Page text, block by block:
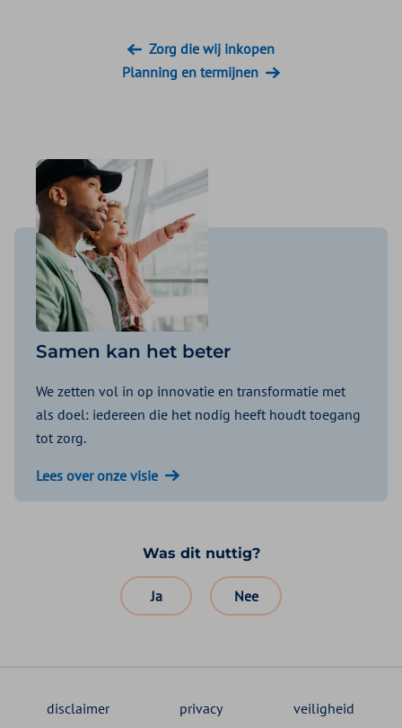
Zorg die wij inkopen
Planning en termijnen
Samen kan het beter
We zetten vol in op innovatie en transformatie met
als doel: iedereen die het nodig heeft houdt toegang
tot zorg.
Lees over onze visie
Was dit nuttig?
Ja Nee
disclaimer privacy veiligheid